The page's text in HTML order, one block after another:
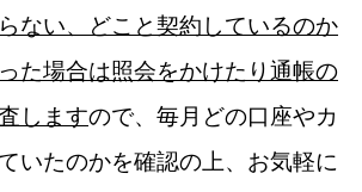
ない、どこと契約しているのか
た場合は照会をかけたり通帳の
しますので、毎月どの口座やカ
いたのかを確認の上、お気軽に